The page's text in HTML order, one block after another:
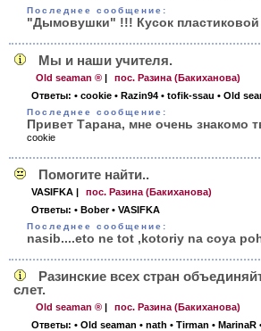
Последнее сообщение:
"Дымовушки" !!! Кусок
Мы и наши учителя.
Old seaman ® |
пос. Разина (Бакиханова)
Ответы: • cookie • Razin94 • tofik-ssau • Old
Последнее сообщение:
Привет Тарана, мне очень знакомо
cookie
Помогите найти..
VASIFKA |
пос. Разина (Бакиханова)
Ответы: • Bober • VASIFKA
Последнее сообщение:
nasib....eto ne tot ,kotoriy na coya
Разинские всех стран
слет.
Old seaman ® |
пос. Разина (Бакиханова)
Ответы: • Old seaman • nath • Tirman • MarinaR